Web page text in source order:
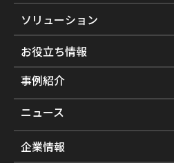
ソリューション
お役立ち情報
事例紹介
ニュース
企業情報